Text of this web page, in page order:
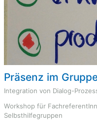
Präsenz im
Integration von Dialog-
Workshop für
Selbsthilfegruppen